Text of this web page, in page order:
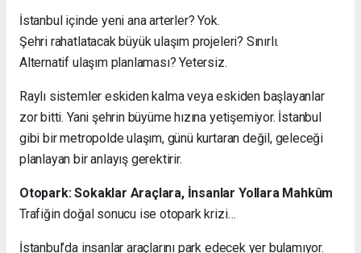
İstanbul içinde yeni ana arterler? Yok.
Şehri rahatlatacak büyük ulaşım projeleri? Sınırlı.
Alternatif ulaşım planlaması? Yetersiz.
Raylı sistemler eskiden kalma veya eskiden başlayanlar
zor bitti. Yani şehrin büyüme hızına yetişemiyor. İstanbul
gibi bir metropolde ulaşım, günü kurtaran değil, geleceği
planlayan bir anlayış gerektirir.
Otopark: Sokaklar Araçlara, İnsanlar Yollara Mahkûm
Trafiğin doğal sonucu ise otopark krizi…
İstanbul’da insanlar araçlarını park edecek yer bulamıyor.